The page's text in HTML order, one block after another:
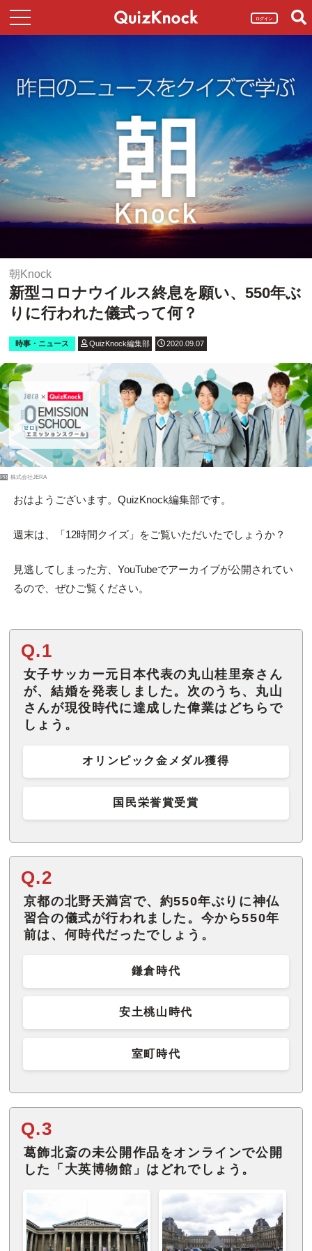
ログイン
朝Knock
新型コロナウイルス終息を願い、550年ぶ
りに行われた儀式って何？
時事・ニュース QuizKnock編集部 2020.09.07
PR 株式会社JERA
おはようございます。QuizKnock編集部です。
週末は、「12時間クイズ」をご覧いただいたでしょうか？
見逃してしまった方、YouTubeでアーカイブが公開されてい
るので、ぜひご覧ください。
Q.1
女子サッカー元日本代表の丸山桂里奈さん
が、結婚を発表しました。次のうち、丸山
さんが現役時代に達成した偉業はどちらで
しょう。
オリンピック金メダル獲得
国民栄誉賞受賞
Q.2
京都の北野天満宮で、約550年ぶりに神仏
習合の儀式が行われました。今から550年
前は、何時代だったでしょう。
鎌倉時代
安土桃山時代
室町時代
Q.3
葛飾北斎の未公開作品をオンラインで公開
した「大英博物館」はどれでしょう。